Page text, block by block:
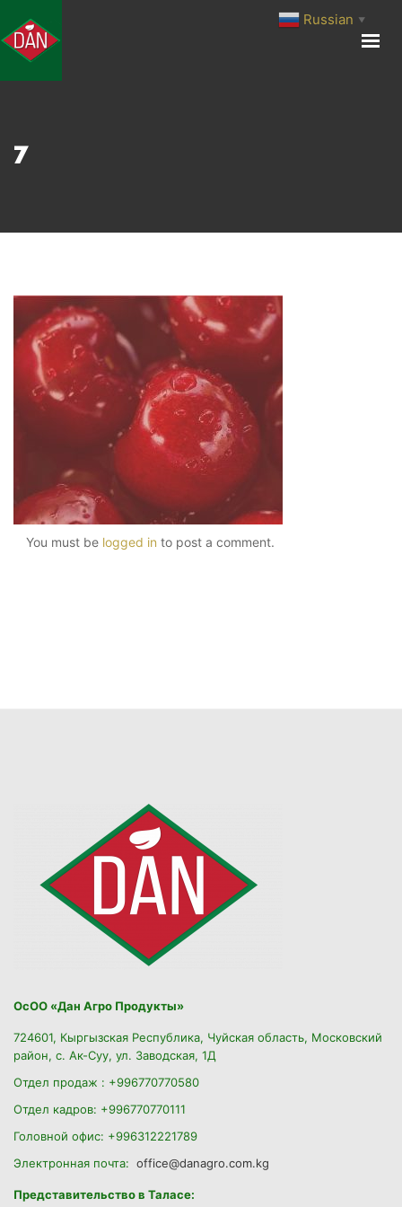
7
You must be logged in to post a comment.
ОсОО «Дан Агро Продукты»
724601, Кыргызская Республика, Чуйская область, Московский
район, с. Ак-Суу, ул. Заводская, 1Д
Отдел продаж : +996770770580
Отдел кадров: +996770770111
Головной офис: +996312221789
Электронная почта: office@danagro.com.kg
Представительство в Таласе:
Russian ▼